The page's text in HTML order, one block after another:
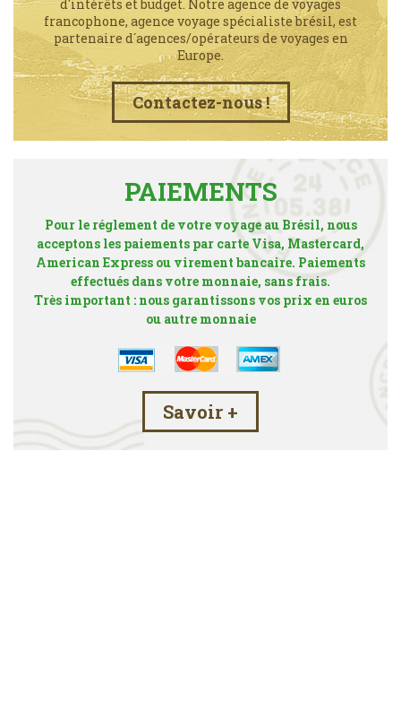
d'intérêts et budget. Notre agence de voyages
francophone, agence voyage spécialiste brésil, est
partenaire d´agences/opérateurs de voyages en
Europe.
Contactez-nous !
PAIEMENTS
Pour le réglement de votre voyage au Brésil, nous
acceptons les paiements par carte Visa, Mastercard,
American Express ou virement bancaire. Paiements
effectués dans votre monnaie, sans frais.
Très important : nous garantissons vos prix en euros
ou autre monnaie
Savoir +